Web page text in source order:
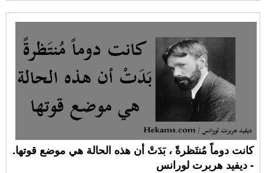
كانت دوماً مُنتَظرةً ، بَدَتْ أن هذه الحالة هي موضع قوتها.
- ديفيد هربرت لورانس